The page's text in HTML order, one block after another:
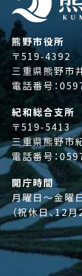
熊野市役所
〒519-4392
三重県熊野市
電話番号：
紀和総合支所
〒519-5413
三重県熊野市
電話番号：
開庁時間
月曜日～金
（祝休日、12